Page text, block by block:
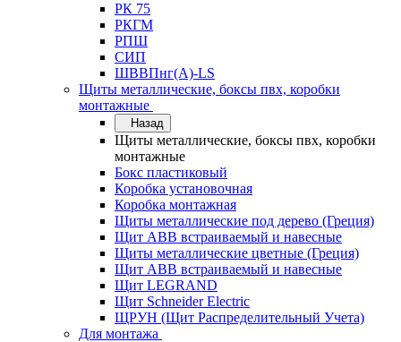
РК 75
РКГМ
РПШ
СИП
ШВВПнг(А)-LS
Щиты металлические, боксы пвх, коробки
монтажные
Назад
Щиты металлические, боксы пвх, коробки
монтажные
Бокс пластиковый
Коробка установочная
Коробка монтажная
Щиты металлические под дерево (Греция)
Щит ABB встраиваемый и навесные
Щиты металлические цветные (Греция)
Щит ABB встраиваемый и навесные
Щит LEGRAND
Щит Schneider Electric
ЩРУН (Щит Распределительный Учета)
Для монтажа